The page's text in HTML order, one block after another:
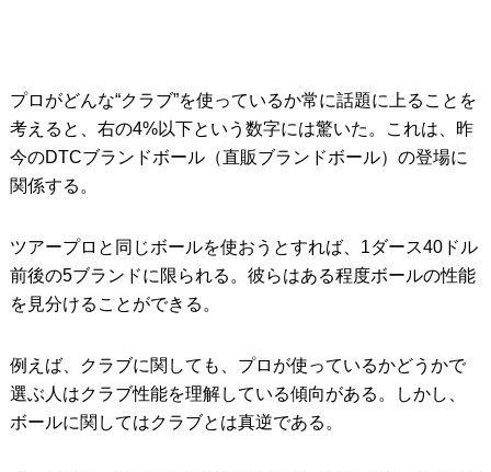
プロがどんな“クラブ”を使っているか常に話題に上ることを
考えると、右の4%以下という数字には驚いた。これは、昨
今のDTCブランドボール（直販ブランドボール）の登場に
関係する。
ツアープロと同じボールを使おうとすれば、1ダース40ドル
前後の5ブランドに限られる。彼らはある程度ボールの性能
を見分けることができる。
例えば、クラブに関しても、プロが使っているかどうかで
選ぶ人はクラブ性能を理解している傾向がある。しかし、
ボールに関してはクラブとは真逆である。